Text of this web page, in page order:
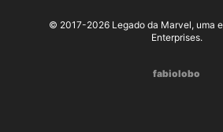
© 2017-2026 Legado da Marvel, uma
Enterprises.
fabiolobo